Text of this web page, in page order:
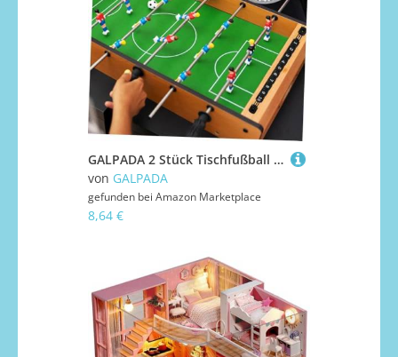
GALPADA 2 Stück Tischfußball Scorekeeper Robuste Kleine Punktezähler aus Langlebigem Kunststoff Praktische Torzähler für Kickertisch Zubehör Einfache Punkteanzeige für Fußballkicker
von GALPADA
gefunden bei Amazon Marketplace
8,64 €